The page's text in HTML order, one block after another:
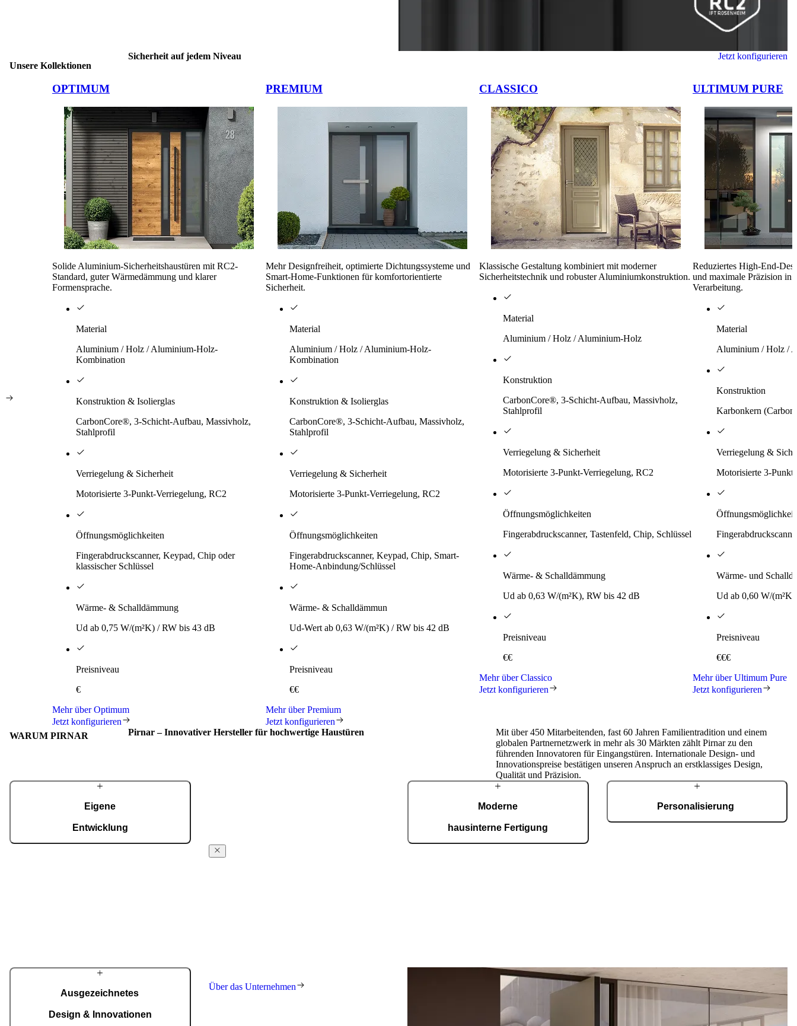
Unsere Kollektionen
Sicherheit auf jedem Niveau
Jetzt konfigurieren
OPTIMUM
Solide Aluminium-Sicherheitshaustüren mit RC2-
Standard, guter Wärmedämmung und klarer
Formensprache.
Material
Aluminium / Holz / Aluminium-Holz-
Kombination
Konstruktion & Isolierglas
CarbonCore®, 3-Schicht-Aufbau, Massivholz,
Stahlprofil
Verriegelung & Sicherheit
Motorisierte 3-Punkt-Verriegelung, RC2
Öffnungsmöglichkeiten
Fingerabdruckscanner, Keypad, Chip oder
klassischer Schlüssel
Wärme- & Schalldämmung
Ud ab 0,75 W/(m²K) / RW bis 43 dB
Preisniveau
€
Mehr über Optimum
Jetzt konfigurieren
PREMIUM
Mehr Designfreiheit, optimierte Dichtungssysteme und
Smart-Home-Funktionen für komfortorientierte
Sicherheit.
Material
Aluminium / Holz / Aluminium-Holz-
Kombination
Konstruktion & Isolierglas
CarbonCore®, 3-Schicht-Aufbau, Massivholz,
Stahlprofil
Verriegelung & Sicherheit
Motorisierte 3-Punkt-Verriegelung, RC2
Öffnungsmöglichkeiten
Fingerabdruckscanner, Keypad, Chip, Smart-
Home-Anbindung/Schlüssel
Wärme- & Schalldämmun
Ud-Wert ab 0,63 W/(m²K) / RW bis 42 dB
Preisniveau
€€
Mehr über Premium
Jetzt konfigurieren
CLASSICO
Klassische Gestaltung kombiniert mit moderner
Sicherheitstechnik und robuster Aluminiumkonstruktion.
Material
Aluminium / Holz / Aluminium-Holz
Konstruktion
CarbonCore®, 3-Schicht-Aufbau, Massivholz,
Stahlprofil
Verriegelung & Sicherheit
Motorisierte 3-Punkt-Verriegelung, RC2
Öffnungsmöglichkeiten
Fingerabdruckscanner, Tastenfeld, Chip, Schlüssel
Wärme- & Schalldämmung
Ud ab 0,63 W/(m²K), RW bis 42 dB
Preisniveau
€€
Mehr über Classico
Jetzt konfigurieren
ULTIMUM PURE
Reduziertes High-End-
und maximale Präzision in
Verarbeitung.
Material
Aluminium / Holz /
Konstruktion
Karbonkern
Verriegelung &
Motorisierte 3-
Wärme- und
Ud ab 0,60 W/
Preisniveau
€€€
Mehr über Ultimum Pure
Jetzt konfigurieren
WARUM PIRNAR Pirnar – Innovativer Hersteller für hochwertige Haustüren
Mit über 450 Mitarbeitenden, fast 60 Jahren Familientradition und einem
globalen Partnernetzwerk in mehr als 30 Märkten zählt Pirnar zu den
führenden Innovatoren für Eingangstüren. Internationale Design- und
Innovationspreise bestätigen unseren Anspruch an erstklassiges Design,
Qualität und Präzision.
Eigene
Entwicklung
Ausgezeichnetes
Design & Innovationen
Über das Unternehmen
Moderne
hausinterne Fertigung
Personalisierung